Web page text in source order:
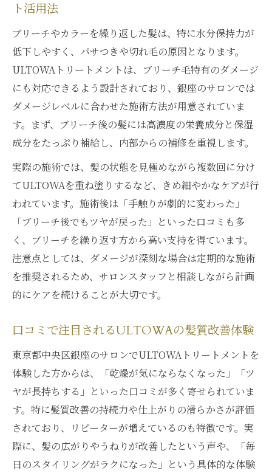
ト活用法
ブリーチやカラーを繰り返した髪は、特に水分保持力が
低下しやすく、パサつきや切れ毛の原因となります。
ULTOWAトリートメントは、ブリーチ毛特有のダメージ
にも対応できるよう設計されており、銀座のサロンでは
ダメージレベルに合わせた施術方法が用意されていま
す。まず、ブリーチ後の髪には高濃度の栄養成分と保湿
成分をたっぷり補給し、内部からの補修を重視します。
実際の施術では、髪の状態を見極めながら複数回に分け
てULTOWAを重ね塗りするなど、きめ細やかなケアが行
われています。施術後は「手触りが劇的に変わった」
「ブリーチ後でもツヤが戻った」といった口コミも多
く、ブリーチを繰り返す方から高い支持を得ています。
注意点としては、ダメージが深刻な場合は定期的な施術
を推奨されるため、サロンスタッフと相談しながら計画
的にケアを続けることが大切です。
口コミで注目されるULTOWAの髪質改善体験
東京都中央区銀座のサロンでULTOWAトリートメントを
体験した方からは、「乾燥が気にならなくなった」「ツ
ヤが長持ちする」といった口コミが多く寄せられていま
す。特に髪質改善の持続力や仕上がりの滑らかさが評価
されており、リピーターが増えているのも特徴です。実
際に、髪の広がりやうねりが改善したという声や、「毎
日のスタイリングがラクになった」という具体的な体験